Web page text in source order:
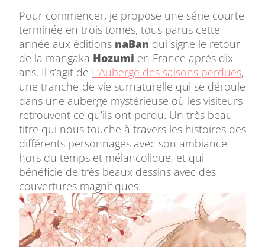
Pour commencer, je propose une série courte
terminée en trois tomes, tous parus cette
année aux éditions naBan qui signe le retour
de la mangaka Hozumi en France après dix
ans. Il s’agit de L’Auberge des saisons perdues,
une tranche-de-vie surnaturelle qui se déroule
dans une auberge mystérieuse où les visiteurs
retrouvent ce qu’ils ont perdu. Un très beau
titre qui nous touche à travers les histoires des
différents personnages avec son ambiance
hors du temps et mélancolique, et qui
bénéficie de très beaux dessins avec des
couvertures magnifiques.